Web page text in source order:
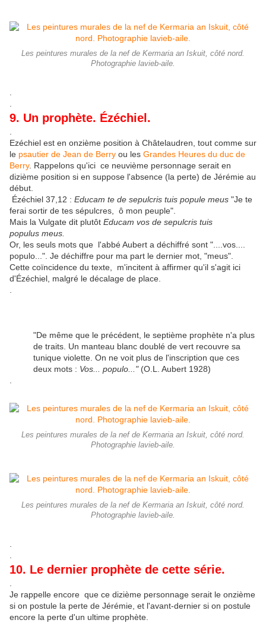
Les peintures murales de la nef de Kermaria an Iskuit, côté nord.
Photographie lavieb-aile.
9. Un prophète. Ézéchiel.
Ezéchiel est en onzième position à Châtelaudren, tout comme sur
le psautier de Jean de Berry ou les Grandes Heures du duc de
Berry. Rappelons qu'ici ce neuvième personnage serait en
dizième position si en suppose l'absence (la perte) de Jérémie au
début.
Ézéchiel 37,12 : Educam te de sepulcris tuis popule meus "Je te
ferai sortir de tes sépulcres, ô mon peuple".
Mais la Vulgate dit plutôt Educam vos de sepulcris tuis
populus meus.
Or, les seuls mots que l'abbé Aubert a déchiffré sont "....vos....
populo...". Je déchiffre pour ma part le dernier mot, "meus".
Cette coïncidence du texte, m'incitent à affirmer qu'il s'agit ici
d'Ézéchiel, malgré le décalage de place.
"De même que le précédent, le septième prophète n'a plus
de traits. Un manteau blanc doublé de vert recouvre sa
tunique violette. On ne voit plus de l'inscription que ces
deux mots : Vos... populo..." (O.L. Aubert 1928)
Les peintures murales de la nef de Kermaria an Iskuit, côté nord.
Photographie lavieb-aile.
Les peintures murales de la nef de Kermaria an Iskuit, côté nord.
Photographie lavieb-aile.
10. Le dernier prophète de cette série.
Je rappelle encore que ce dizième personnage serait le onzième
si on postule la perte de Jérémie, et l'avant-dernier si on postule
encore la perte d'un ultime prophète.